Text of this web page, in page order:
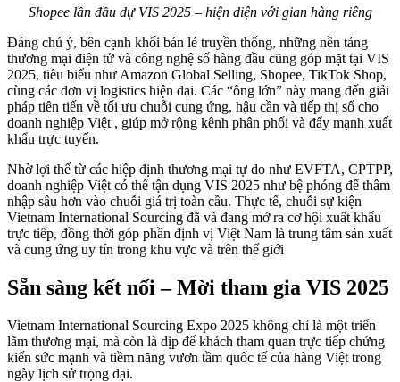
Shopee lần đầu dự VIS 2025 – hiện diện với gian hàng riêng
Đáng chú ý, bên cạnh khối bán lẻ truyền thống, những nền tảng
thương mại điện tử và công nghệ số hàng đầu cũng góp mặt tại VIS
2025, tiêu biểu như Amazon Global Selling, Shopee, TikTok Shop,
cùng các đơn vị logistics hiện đại. Các “ông lớn” này mang đến giải
pháp tiên tiến về tối ưu chuỗi cung ứng, hậu cần và tiếp thị số cho
doanh nghiệp Việt , giúp mở rộng kênh phân phối và đẩy mạnh xuất
khẩu trực tuyến.
Nhờ lợi thế từ các hiệp định thương mại tự do như EVFTA, CPTPP,
doanh nghiệp Việt có thể tận dụng VIS 2025 như bệ phóng để thâm
nhập sâu hơn vào chuỗi giá trị toàn cầu. Thực tế, chuỗi sự kiện
Vietnam International Sourcing đã và đang mở ra cơ hội xuất khẩu
trực tiếp, đồng thời góp phần định vị Việt Nam là trung tâm sản xuất
và cung ứng uy tín trong khu vực và trên thế giới
Sẵn sàng kết nối – Mời tham gia VIS 2025
Vietnam International Sourcing Expo 2025 không chỉ là một triển
lãm thương mại, mà còn là dịp để khách tham quan trực tiếp chứng
kiến sức mạnh và tiềm năng vươn tầm quốc tế của hàng Việt trong
ngày lịch sử trọng đại.